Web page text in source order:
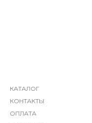
КАТАЛОГ
КОНТАКТЫ
ОПЛАТА